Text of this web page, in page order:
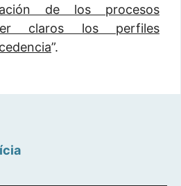
de los procesos
claros los perfiles
”.